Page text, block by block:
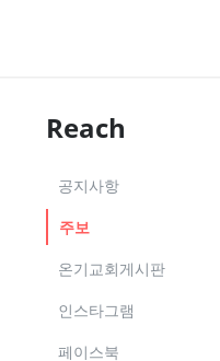
Reach
공지사항
주보
온기교회게시판
인스타그램
페이스북